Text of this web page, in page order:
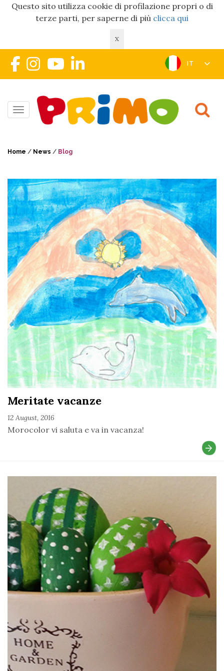
Questo sito utilizza cookie di profilazione propri o di
terze parti, per saperne di più clicca qui
X
IT
Toggle navigation
Home / News / Blog
Meritate vacanze
12 August, 2016
Morocolor vi saluta e va in vacanza!